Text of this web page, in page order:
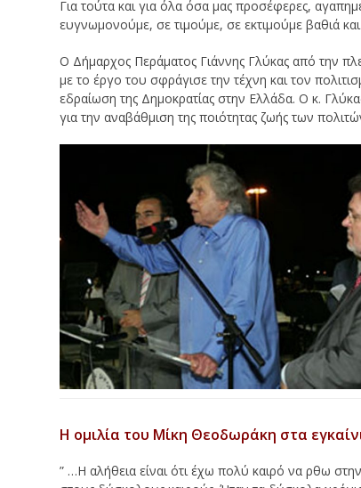
Για τούτα και για όλα όσα μας προσέφερες,
ευγνωμονούμε, σε τιμούμε, σε εκτιμούμε βαθιά και
Ο Δήμαρχος Περάματος Γιάννης Γλύκας από την
με το έργο του σφράγισε την τέχνη και τον
εδραίωση της Δημοκρατίας στην Ελλάδα. Ο κ.
για την αναβάθμιση της ποιότητας ζωής των
Η ομιλία του Μίκη Θεοδωράκη στα
” …Η αλήθεια είναι ότι έχω πολύ καιρό να ρθω